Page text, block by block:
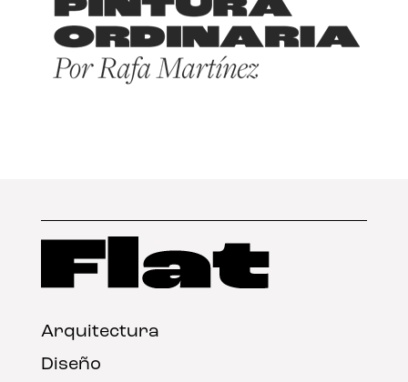
Arquitectura
Diseño